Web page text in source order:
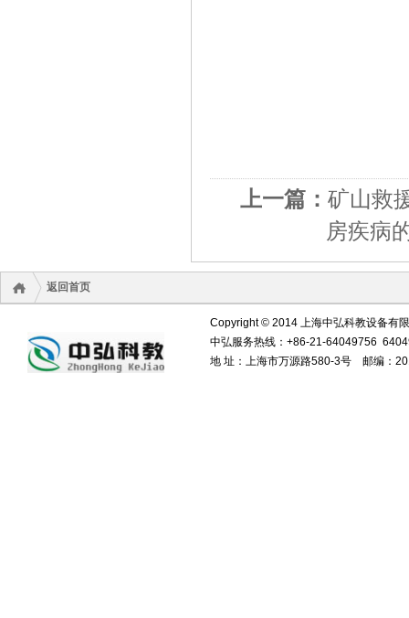
上一篇： 矿山救
房疾病
返回首页
Copyright © 2014 上海中弘科教设备有
中弘服务热线：+86-21-64049756
地 址：上海市万源路580-3号 邮编：